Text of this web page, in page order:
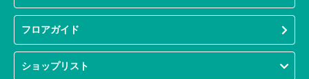
フロアガイド
ショップリスト